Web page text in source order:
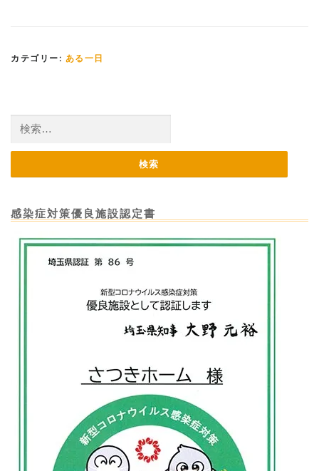
カテゴリー: ある一日
索:
感染症対策優良施設認定書